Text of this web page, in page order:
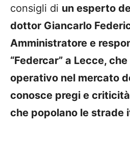
consigli di un esperto
dottor Giancarlo
Amministratore e
“Federcar” a Lecce,
operativo nel mercato
conosce pregi e
che popolano le strade